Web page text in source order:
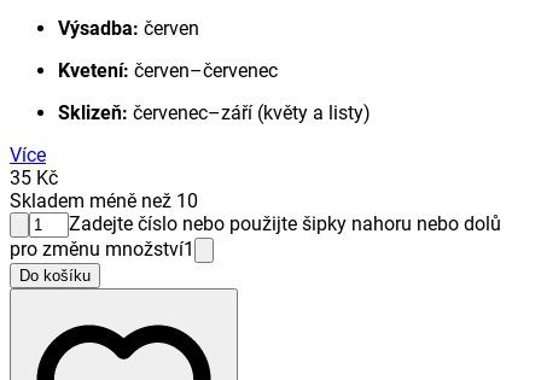
Výsadba: červen
Kvetení: červen–červenec
Sklizeň: červenec–září (květy a listy)
Více
35 Kč
Skladem méně než 10
Zadejte číslo nebo použijte šipky nahoru nebo dolů
pro změnu množství1
Do košíku